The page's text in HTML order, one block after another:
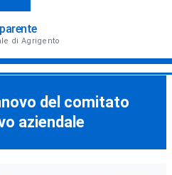
di Agrigento
del comitato
aziendale